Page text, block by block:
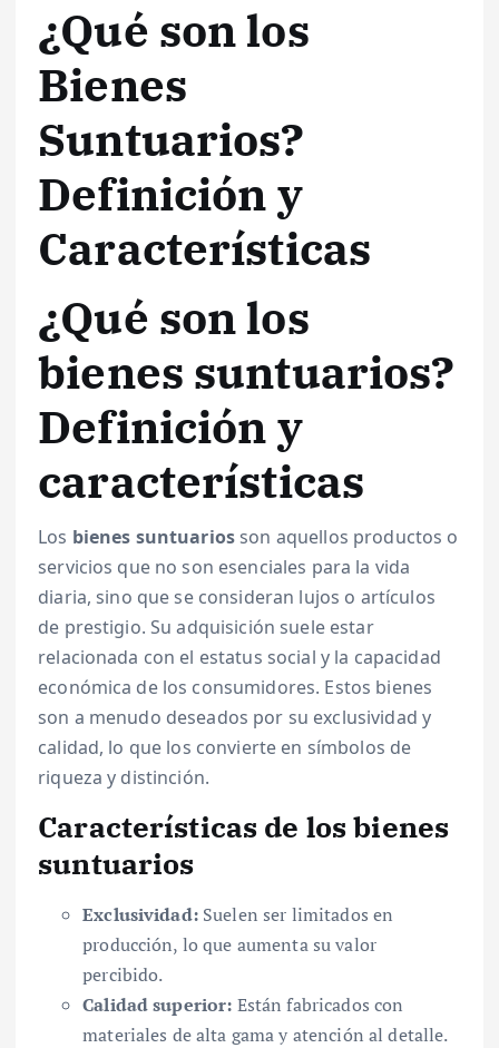
¿Qué son los
Bienes
Suntuarios?
Definición y
Características
¿Qué son los
bienes suntuarios?
Definición y
características
Los bienes suntuariosson aquellos productos o
servicios que no son esenciales para la vida
diaria, sino que se consideran lujos o artículos
de prestigio. Su adquisición suele estar
relacionada con el estatus social y la capacidad
económica de los consumidores. Estos bienes
son a menudo deseados por su exclusividad y
calidad, lo que los convierte en símbolos de
riqueza y distinción.
Características de los bienes
suntuarios
Exclusividad:Suelen ser limitados en
producción, lo que aumenta su valor
percibido.
Calidad superior: Están fabricados con
materiales de alta gama y atención al detalle.